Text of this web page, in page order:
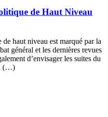
de Haut Niveau
haut niveau est marqué par la
général et les dernières revues
d’envisager les suites du
(…)